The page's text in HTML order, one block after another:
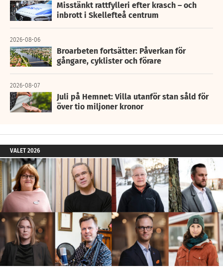
Misstänkt rattfylleri efter krasch – och
inbrott i Skellefteå centrum
2026-08-06
Broarbeten fortsätter: Påverkan för
gångare, cyklister och förare
2026-08-07
Juli på Hemnet: Villa utanför stan såld för
över tio miljoner kronor
VALET 2026